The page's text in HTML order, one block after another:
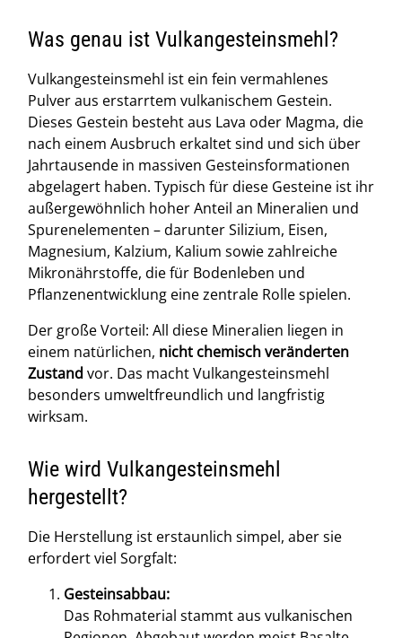
Was genau ist Vulkangesteinsmehl?
Vulkangesteinsmehl ist ein fein vermahlenes
Pulver aus erstarrtem vulkanischem Gestein.
Dieses Gestein besteht aus Lava oder Magma, die
nach einem Ausbruch erkaltet sind und sich über
Jahrtausende in massiven Gesteinsformationen
abgelagert haben. Typisch für diese Gesteine ist ihr
außergewöhnlich hoher Anteil an Mineralien und
Spurenelementen – darunter Silizium, Eisen,
Magnesium, Kalzium, Kalium sowie zahlreiche
Mikronährstoffe, die für Bodenleben und
Pflanzenentwicklung eine zentrale Rolle spielen.
Der große Vorteil: All diese Mineralien liegen in
einem natürlichen, nicht chemisch veränderten
Zustand vor. Das macht Vulkangesteinsmehl
besonders umweltfreundlich und langfristig
wirksam.
Wie wird Vulkangesteinsmehl
hergestellt?
Die Herstellung ist erstaunlich simpel, aber sie
erfordert viel Sorgfalt:
Gesteinsabbau:
Das Rohmaterial stammt aus vulkanischen